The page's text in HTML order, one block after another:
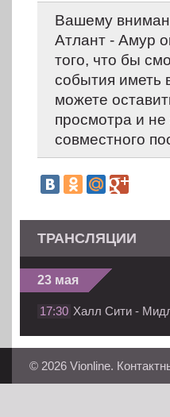
Вашему
Атлант - Амур
того, что бы
события иметь
можете
просмотра и
совместного
ТРАНСЛЯЦИИ
23 мая
17:30 Халл Сити -
© 2026 Vionline.